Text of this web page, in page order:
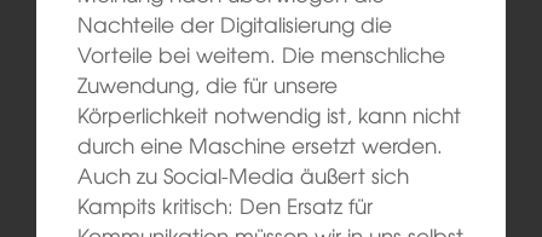
Nachteile der Digitalisierung die
Vorteile bei weitem. Die menschliche
Zuwendung, die für unsere
Körperlichkeit notwendig ist, kann nicht
durch eine Maschine ersetzt werden.
Auch zu Social-Media äußert sich
Kampits kritisch: Den Ersatz für